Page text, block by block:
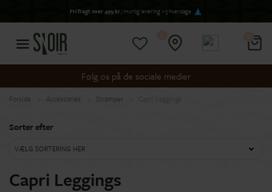
Fri fragt over 499 kr/ Hurtig levering 1-3 hverdage
Følg os på de sociale medier
Forside Accessories Strømper
Sorter efter
VÆLG SORTERING HER
Capri Leggings